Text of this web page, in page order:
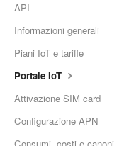
API
Informazioni generali
Piani IoT e tariffe
Portale IoT
Attivazione SIM card
Configurazione APN